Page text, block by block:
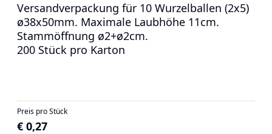
Versandverpackung für 10 Wurzelballen (2x5)
ø38x50mm. Maximale Laubhöhe 11cm.
Stammöffnung ø2+ø2cm.
200 Stück pro Karton
Preis pro Stück
€ 0,27